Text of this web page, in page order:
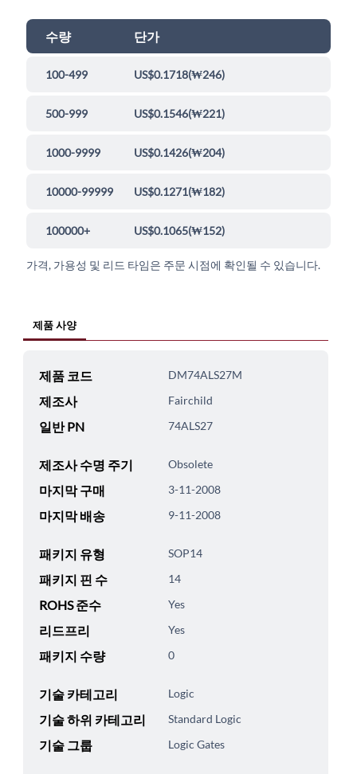
수량 단가
100-499 US$0.1718(₩246)
500-999 US$0.1546(₩221)
1000-9999 US$0.1426(₩204)
10000-99999 US$0.1271(₩182)
100000+ US$0.1065(₩152)
가격, 가용성 및 리드 타임은 주문 시점에 확인될 수 있습니다.
제품 사양
제품 코드 DM74ALS27M
제조사 Fairchild
일반 PN 74ALS27
제조사 수명 주기 Obsolete
마지막 구매 3-11-2008
마지막 배송 9-11-2008
패키지 유형 SOP14
패키지 핀 수 14
ROHS 준수 Yes
리드프리 Yes
패키지 수량 0
기술 카테고리 Logic
기술 하위 카테고리 Standard Logic
기술 그룹 Logic Gates